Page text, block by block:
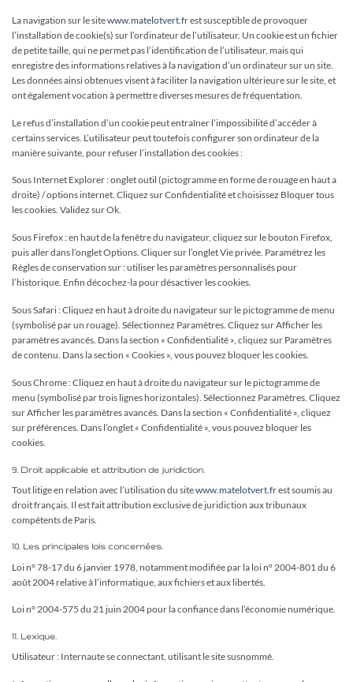
La navigation sur le sitewww.matelotvert.frest susceptible de provoquer
l’installation de cookie(s) sur l’ordinateur de l’utilisateur. Un cookie est un fichier
de petite taille, qui ne permet pas l’identification de l’utilisateur, mais qui
enregistre des informations relatives à la navigation d’un ordinateur sur un site.
Les données ainsi obtenues visent à faciliter la navigation ultérieure sur le site, et
ont également vocation à permettre diverses mesures de fréquentation.
Le refus d’installation d’un cookie peut entraîner l’impossibilité d’accéder à
certains services. L’utilisateur peut toutefois configurer son ordinateur de la
manière suivante, pour refuser l’installation des cookies :
Sous Internet Explorer : onglet outil (pictogramme en forme de rouage en haut a
droite) / options internet. Cliquez sur Confidentialité et choisissez Bloquer tous
les cookies. Validez sur Ok.
Sous Firefox : en haut de la fenêtre du navigateur, cliquez sur le bouton Firefox,
puis aller dans l’onglet Options. Cliquer sur l’onglet Vie privée. Paramétrez les
Règles de conservation sur : utiliser les paramètres personnalisés pour
l’historique. Enfin décochez-la pour désactiver les cookies.
Sous Safari : Cliquez en haut à droite du navigateur sur le pictogramme de menu
(symbolisé par un rouage). Sélectionnez Paramètres. Cliquez sur Afficher les
paramètres avancés. Dans la section « Confidentialité », cliquez sur Paramètres
de contenu. Dans la section « Cookies », vous pouvez bloquer les cookies.
Sous Chrome : Cliquez en haut à droite du navigateur sur le pictogramme de
menu (symbolisé par trois lignes horizontales). Sélectionnez Paramètres. Cliquez
sur Afficher les paramètres avancés. Dans la section « Confidentialité », cliquez
sur préférences. Dans l’onglet « Confidentialité », vous pouvez bloquer les
cookies.
9. Droit applicable et attribution de juridiction.
Tout litige en relation avec l’utilisation du sitewww.matelotvert.frest soumis au
droit français. Il est fait attribution exclusive de juridiction aux tribunaux
compétents de Paris.
10. Les principales lois concernées.
Loi n° 78-17 du 6 janvier 1978, notamment modifiée par la loi n° 2004-801 du 6
août 2004 relative à l’informatique, aux fichiers et aux libertés.
Loi n° 2004-575 du 21 juin 2004 pour la confiance dans l’économie numérique.
11. Lexique.
Utilisateur : Internaute se connectant, utilisant le site susnommé.